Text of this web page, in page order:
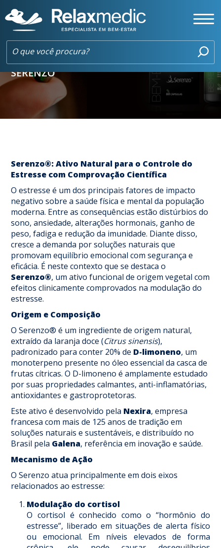
CONTROLE DO ESTRESSE DE FORMA
NATURAL: CONHEÇA OS BENEFÍCIOS DO
SERENZO
Serenzo®: Ativo Natural para o Controle do
Estresse com Comprovação Científica
O estresse é um dos principais fatores de impacto
negativo sobre a saúde física e mental da população
moderna. Entre as consequências estão distúrbios do
sono, ansiedade, alterações hormonais, ganho de
peso, fadiga e redução da imunidade. Diante disso,
cresce a demanda por soluções naturais que
promovam equilíbrio emocional com segurança e
eficácia. É neste contexto que se destaca o
Serenzo®, um ativo funcional de origem vegetal com
efeitos clinicamente comprovados na modulação do
estresse.
Origem e Composição
O Serenzo® é um ingrediente de origem natural,
extraído da laranja doce (Citrus sinensis),
padronizado para conter 20% de D-limoneno, um
monoterpeno presente no óleo essencial da casca de
frutas cítricas. O D-limoneno é amplamente estudado
por suas propriedades calmantes, anti-inflamatórias,
antioxidantes e gastroprotetoras.
Este ativo é desenvolvido pela Nexira, empresa
francesa com mais de 125 anos de tradição em
soluções naturais e sustentáveis, e distribuído no
Brasil pela Galena, referência em inovação e saúde.
Mecanismo de Ação
O Serenzo atua principalmente em dois eixos
relacionados ao estresse:
Modulação do cortisol
O cortisol é conhecido como o “hormônio do
estresse”, liberado em situações de alerta físico
ou emocional. Em níveis elevados de forma